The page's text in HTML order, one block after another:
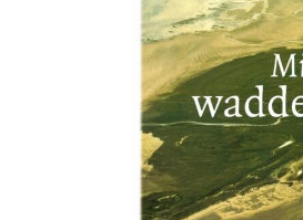
wordt het 'noordelijk gevoel'
tijdelijk – in ieder geval een
boek lang – door een 'zuidelijk
gevoel' vervangen. Andere
reisboeken van Zwiers hand zijn
'Er gaat niets boven Zweden'
(2015), 'Altijd Noorwegen' (2016),